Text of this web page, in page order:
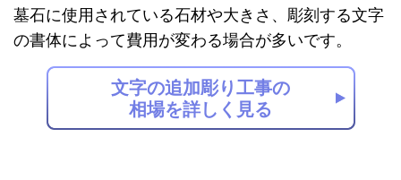
墓石に使用されている石材や大きさ、彫刻する文字
の書体によって費用が変わる場合が多いです。
文字の追加彫り工事の
相場を詳しく見る